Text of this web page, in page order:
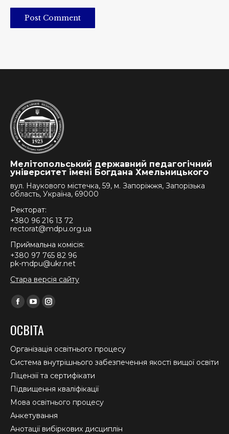
Post Comment
Мелітопольський державний педагогічний
університет імені Богдана Хмельницького
вул. Наукового містечка, 59, м. Запоріжжя, Запорізька
область, Україна, 69000
Ректорат:
+380 96 216 13 72
rectorat@mdpu.org.ua
Приймальна комісія:
+380 97 765 82 96
pk-mdpu@ukr.net
Стара версія сайту
Find us on:
Facebook
opens
in
new
window
YouTube
opens
in
new
window
Instagram
in
new
window
ОСВІТА
Організація освітнього процесу
Система внутрішнього забезпечення якості вищої освіти
Ліцензії та сертифікати
Підвищення кваліфікації
Мова освітнього процесу
Анкетування
Анотації вибіркових дисциплін